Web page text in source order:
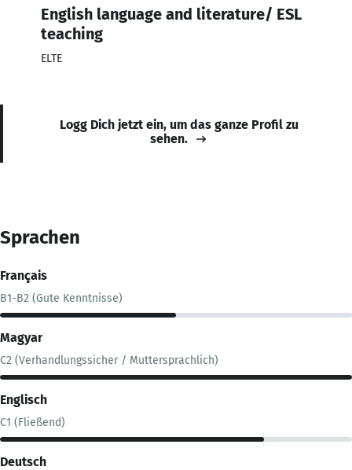
English language and literature/ ESL
teaching
ELTE
Logg Dich jetzt ein, um das ganze Profil zu
sehen.
Sprachen
Français
B1-B2 (Gute Kenntnisse)
Magyar
C2 (Verhandlungssicher / Muttersprachlich)
Englisch
C1 (Fließend)
Deutsch